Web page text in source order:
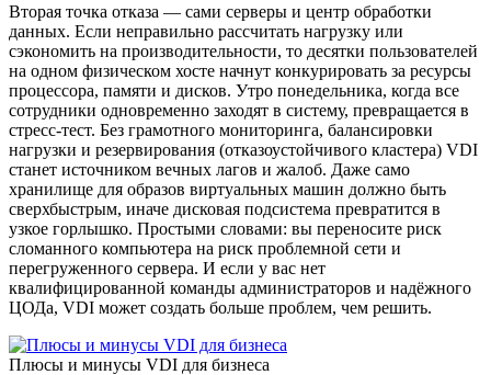
Вторая точка отказа — сами серверы и центр обработки
данных. Если неправильно рассчитать нагрузку или
сэкономить на производительности, то десятки пользователей
на одном физическом хосте начнут конкурировать за ресурсы
процессора, памяти и дисков. Утро понедельника, когда все
сотрудники одновременно заходят в систему, превращается в
стресс-тест. Без грамотного мониторинга, балансировки
нагрузки и резервирования (отказоустойчивого кластера) VDI
станет источником вечных лагов и жалоб. Даже само
хранилище для образов виртуальных машин должно быть
сверхбыстрым, иначе дисковая подсистема превратится в
узкое горлышко. Простыми словами: вы переносите риск
сломанного компьютера на риск проблемной сети и
перегруженного сервера. И если у вас нет
квалифицированной команды администраторов и надёжного
ЦОДа, VDI может создать больше проблем, чем решить.
Плюсы и минусы VDI для бизнеса